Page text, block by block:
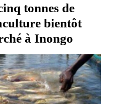
tonnes de
bientôt
à Inongo